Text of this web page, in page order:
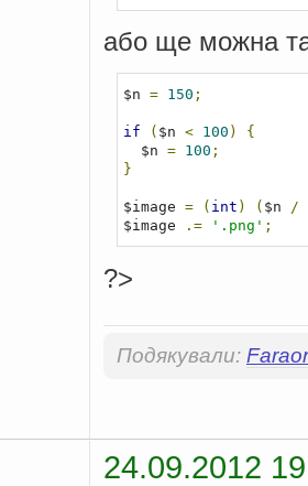
або ще можна
$n = 150 ;
if ( $n < 100 )
{
  $n
= 100 ;
}
$image = ( int ) ( $n /
$image
.= '.png' ;
?>
Подякували:
24.09.2012